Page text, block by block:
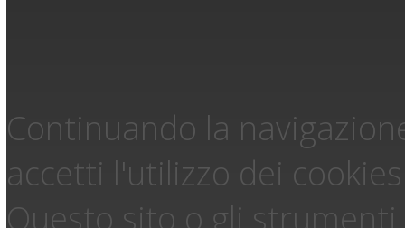
Continuando la
accetti l'utilizzo dei
Questo sito o gli